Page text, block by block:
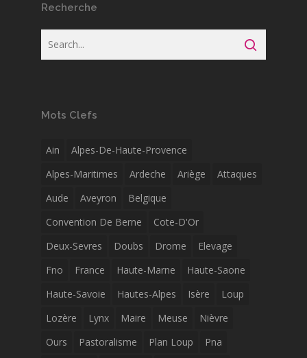
Recherche
Mots Clefs
Ain
Alpes-De-Haute-Provence
Alpes-Maritimes
Ardeche Ariège
Attaques
Aude
Aveyron
Belgique
Convention De Berne
Cote-D'Or
Deux-Sevres
Doubs Drome
Elevage
Fno
France Haute-Marne
Haute-Saone
Haute-Savoie
Hautes-Alpes Isère
Loup
Lozère
Lynx Maire Meuse
Nièvre
Ours
Pastoralisme Plan Loup Pna